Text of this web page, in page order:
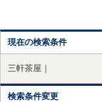
現在の検索条件
三軒茶屋｜
検索条件変更